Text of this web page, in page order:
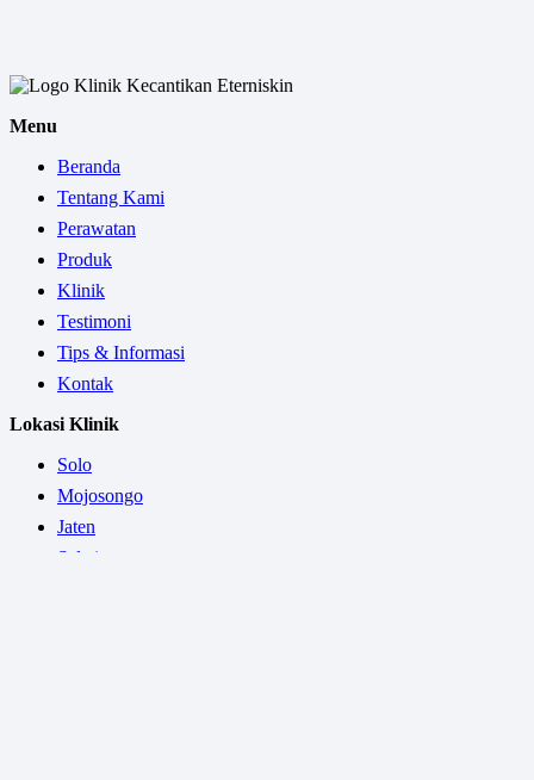
Menu
Beranda
Tentang Kami
Perawatan
Produk
Klinik
Testimoni
Tips & Informasi
Kontak
Lokasi Klinik
Solo
Mojosongo
Jaten
Salatiga